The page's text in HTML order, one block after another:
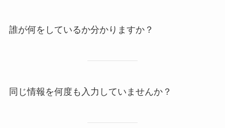
誰が何をしているか分かりますか？
同じ情報を何度も入力していませんか？